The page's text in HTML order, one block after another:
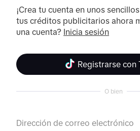
¡Crea tu cuenta en unos
tus créditos publicitarios ahora
una cuenta? Inicia sesión
Registrarse con
O bien
Dirección de correo electrónico